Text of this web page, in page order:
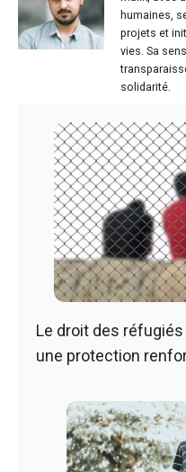
humaines,
projets et
vies. Sa
solidarité.
Le droit des
une protection